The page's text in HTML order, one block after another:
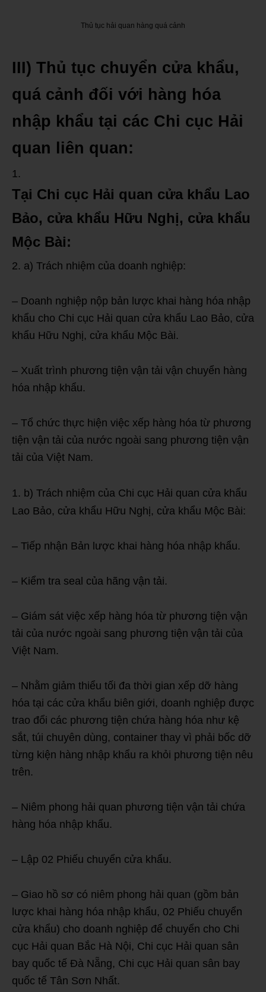
Thủ tục hải quan hàng quá cảnh
III) Thủ tục chuyển cửa khẩu,
quá cảnh đối với hàng hóa
nhập khẩu tại các Chi cục Hải
quan liên quan:
Tại Chi cục Hải quan cửa khẩu Lao
Bảo, cửa khẩu Hữu Nghị, cửa khẩu
Mộc Bài:
a) Trách nhiệm của doanh nghiệp:
– Doanh nghiệp nộp bản lược khai hàng hóa nhập
khẩu cho Chi cục Hải quan cửa khẩu Lao Bảo, cửa
khẩu Hữu Nghị, cửa khẩu Mộc Bài.
– Xuất trình phương tiện vận tải vận chuyển hàng
hóa nhập khẩu.
– Tổ chức thực hiện việc xếp hàng hóa từ phương
tiện vận tải của nước ngoài sang phương tiện vận
tải của Việt Nam.
b) Trách nhiệm của Chi cục Hải quan cửa khẩu
Lao Bảo, cửa khẩu Hữu Nghị, cửa khẩu Mộc Bài:
– Tiếp nhận Bản lược khai hàng hóa nhập khẩu.
– Kiểm tra seal của hãng vận tải.
– Giám sát việc xếp hàng hóa từ phương tiện vận
tải của nước ngoài sang phương tiện vận tải của
Việt Nam.
– Nhằm giảm thiểu tối đa thời gian xếp dỡ hàng
hóa tại các cửa khẩu biên giới, doanh nghiệp được
trao đổi các phương tiện chứa hàng hóa như kệ
sắt, túi chuyên dùng, container thay vì phải bốc dỡ
từng kiện hàng nhập khẩu ra khỏi phương tiện nêu
trên.
– Niêm phong hải quan phương tiện vận tải chứa
hàng hóa nhập khẩu.
– Lập 02 Phiếu chuyển cửa khẩu.
– Giao hồ sơ có niêm phong hải quan (gồm bản
lược khai hàng hóa nhập khẩu, 02 Phiếu chuyển
cửa khẩu) cho doanh nghiệp để chuyển cho Chi
cục Hải quan Bắc Hà Nội, Chi cục Hải quan sân
bay quốc tế Đà Nẵng, Chi cục Hải quan sân bay
quốc tế Tân Sơn Nhất.